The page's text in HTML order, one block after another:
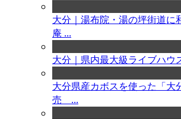
大分｜湯布院・湯の坪街道に
庵 ...
大分｜県内最大級ライブハウ
大分県産カボスを使った「大
売 ...